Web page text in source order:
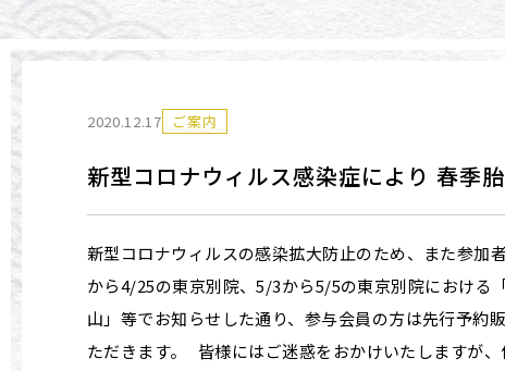
2020.12.17 ご案内
新型コロナウィルス感染症により 春季
新型コロナウィルスの感染拡大防止のため、また参加
から4/25の東京別院、5/3から5/5の東京別院における
山」等でお知らせした通り、参与会員の方は先行予約
ただきます。 皆様にはご迷惑をおかけいたしますが